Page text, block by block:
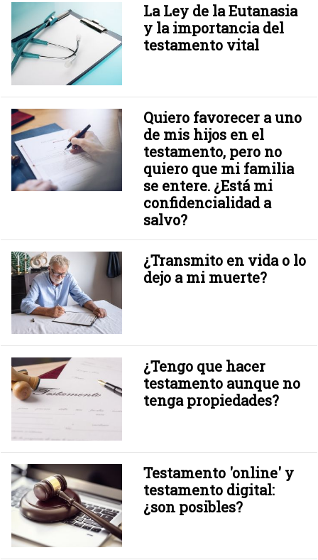
La Ley de la Eutanasia
y la importancia del
testamento vital
Quiero favorecer a uno
de mis hijos en el
testamento, pero no
quiero que mi familia
se entere. ¿Está mi
confidencialidad a
salvo?
¿Transmito en vida o lo
dejo a mi muerte?
¿Tengo que hacer
testamento aunque no
tenga propiedades?
Testamento 'online' y
testamento digital:
¿son posibles?